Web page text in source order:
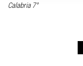
Calabria 7°